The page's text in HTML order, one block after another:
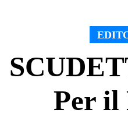
Per il